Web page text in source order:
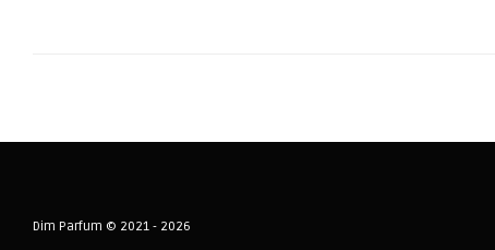
Dim Parfum © 2021 - 2026